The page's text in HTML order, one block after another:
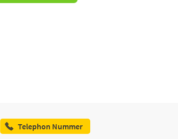
Telephon Nummer